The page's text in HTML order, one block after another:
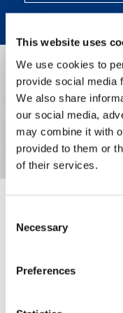
This website uses
We use cookies to
provide social media
We also share
our social media,
may combine it with
provided to them or
of their services.
Selection
Necessary
Preferences
documentation